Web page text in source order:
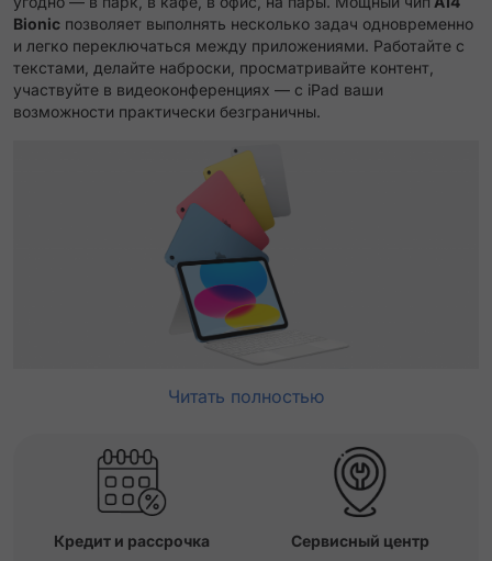
Bionic позволяет выполнять несколько задач одновременно
и легко переключаться между приложениями. Работайте с
текстами, делайте наброски, просматривайте контент,
участвуйте в видеоконференциях — с iPad ваши
возможности практически безграничны.
Читать полностью
Кредит и рассрочка Сервисный центр